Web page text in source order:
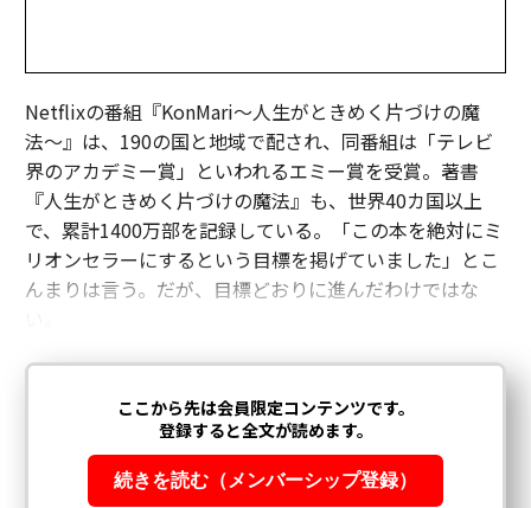
Netflixの番組『KonMari～人生がときめく片づけの魔
法〜』は、190の国と地域で配され、同番組は「テレビ
界のアカデミー賞」といわれるエミー賞を受賞。著書
『人生がときめく片づけの魔法』も、世界40カ国以上
で、累計1400万部を記録している。「この本を絶対にミ
リオンセラーにするという目標を掲げていました」とこ
んまりは言う。だが、目標どおりに進んだわけではな